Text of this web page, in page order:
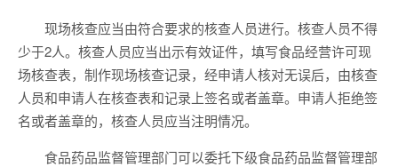
现场核查应当由符合要求的核查人员进行。核查人员不得
少于2人。核查人员应当出示有效证件，填写食品经营许可现
场核查表，制作现场核查记录，经申请人核对无误后，由核查
人员和申请人在核查表和记录上签名或者盖章。申请人拒绝签
名或者盖章的，核查人员应当注明情况。
食品药品监督管理部门可以委托下级食品药品监督管理部